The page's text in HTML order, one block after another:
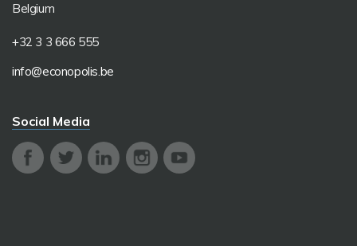
Belgium
+32 3 3 666 555
info@econopolis.be
Social Media